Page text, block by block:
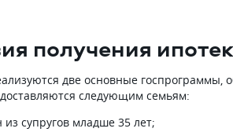
поэтому не
Отдельно
На вопросы
получения
две основные
следующим семьям:
из супругов младше 35 лет;